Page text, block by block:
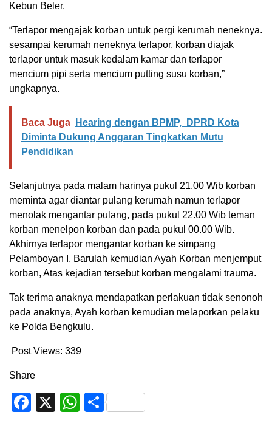
Kebun Beler.
“Terlapor mengajak korban untuk pergi kerumah neneknya.
sesampai kerumah neneknya terlapor, korban diajak
terlapor untuk masuk kedalam kamar dan terlapor
mencium pipi serta mencium putting susu korban,”
ungkapnya.
Baca Juga
Hearing dengan BPMP, DPRD Kota
Diminta Dukung Anggaran Tingkatkan Mutu
Pendidikan
Selanjutnya pada malam harinya pukul 21.00 Wib korban
meminta agar diantar pulang kerumah namun terlapor
menolak mengantar pulang, pada pukul 22.00 Wib teman
korban menelpon korban dan pada pukul 00.00 Wib.
Akhirnya terlapor mengantar korban ke simpang
Pelamboyan I. Barulah kemudian Ayah Korban menjemput
korban, Atas kejadian tersebut korban mengalami trauma.
Tak terima anaknya mendapatkan perlakuan tidak senonoh
pada anaknya, Ayah korban kemudian melaporkan pelaku
ke Polda Bengkulu.
Post Views: 339
Share
Facebook
X WhatsApp
Share